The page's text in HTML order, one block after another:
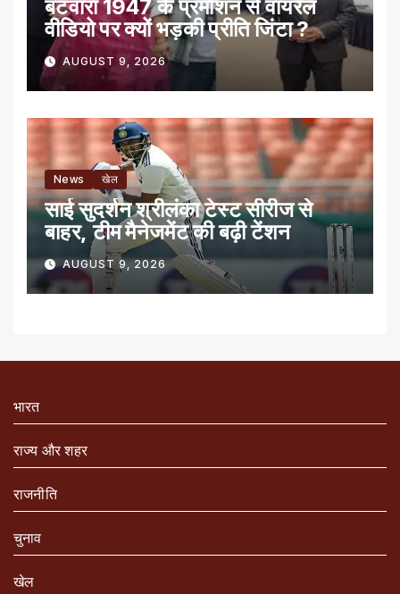
बटवारा 1947 के प्रमोशन से वायरल
वीडियो पर क्यों भड़की प्रीति जिंटा ?
AUGUST 9, 2026
News खेल
साई सुदर्शन श्रीलंका टेस्ट सीरीज से
बाहर, टीम मैनेजमेंट की बढ़ी टेंशन
AUGUST 9, 2026
भारत
राज्य और शहर
राजनीति
चुनाव
खेल